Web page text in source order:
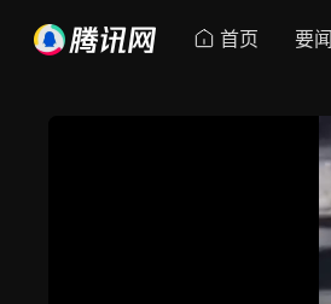
首页 要闻